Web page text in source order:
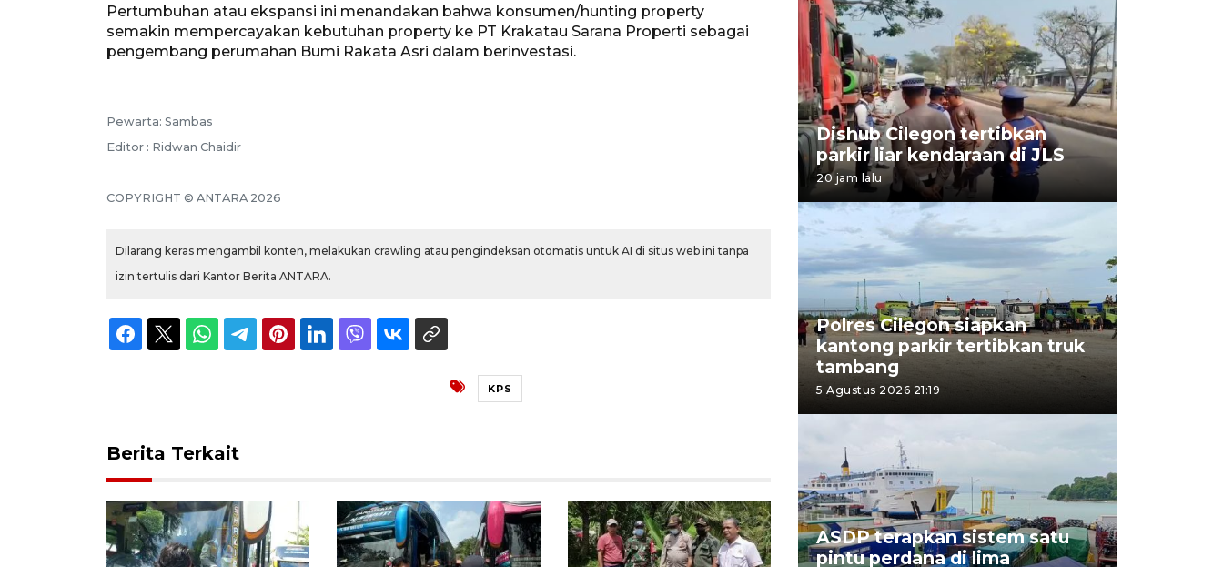
Pertumbuhan atau ekspansi ini menandakan bahwa konsumen/hunting property
semakin mempercayakan kebutuhan property ke PT Krakatau Sarana Properti sebagai
pengembang perumahan Bumi Rakata Asri dalam berinvestasi.
Pewarta: Sambas
Editor : Ridwan Chaidir
COPYRIGHT © ANTARA 2026
Dilarang keras mengambil konten, melakukan crawling atau pengindeksan otomatis untuk AI di situs web ini tanpa
izin tertulis dari Kantor Berita ANTARA.
KPS
Berita Terkait
Dishub Cilegon tertibkan
parkir liar kendaraan di JLS
20 jam lalu
Polres Cilegon siapkan
kantong parkir tertibkan truk
tambang
5 Agustus 2026 21:19
ASDP terapkan sistem satu
pintu perdana di lima